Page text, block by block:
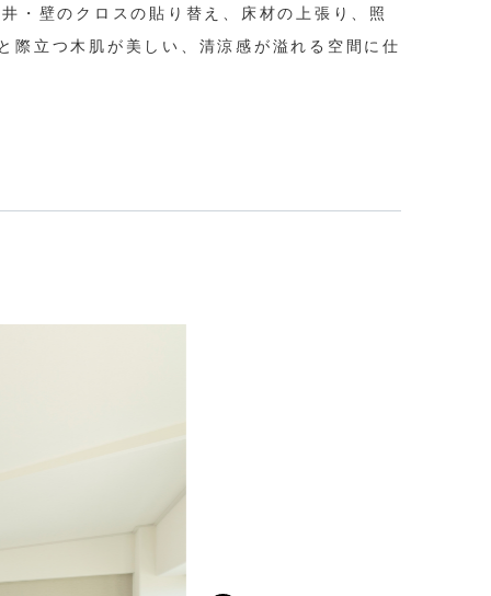
・壁のクロスの貼り替え、床材の上張り、照
際立つ木肌が美しい、清涼感が溢れる空間に仕